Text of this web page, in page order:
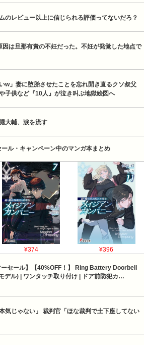
のレビュー以上に信じられる評価ってないだろ？
は旦那有責の不妊だった。不妊が発覚した地点で
w」妻に堕胎させたことを忘れ開き直るクソ叔父
子供など『10人』が泣き叫ぶ地獄絵図へ
大輔、涙を流す
ル・キャンペーン中のマンガ本まとめ
¥374 ¥396
セール】【40%OFF！】 Ring Battery Doorbell
デル) | ワンタッチ取り付け | ドア前防犯カ…
気じゃない」 裁判官「ほな裁判で土下座してない